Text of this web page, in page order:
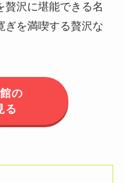
贅沢に堪能できる名
ぎを満喫する贅沢な
の
る